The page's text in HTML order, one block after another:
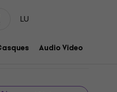
LU
Audio Video